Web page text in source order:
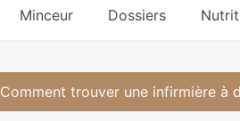
Minceur Dossiers
Comment trouver une infirmière à